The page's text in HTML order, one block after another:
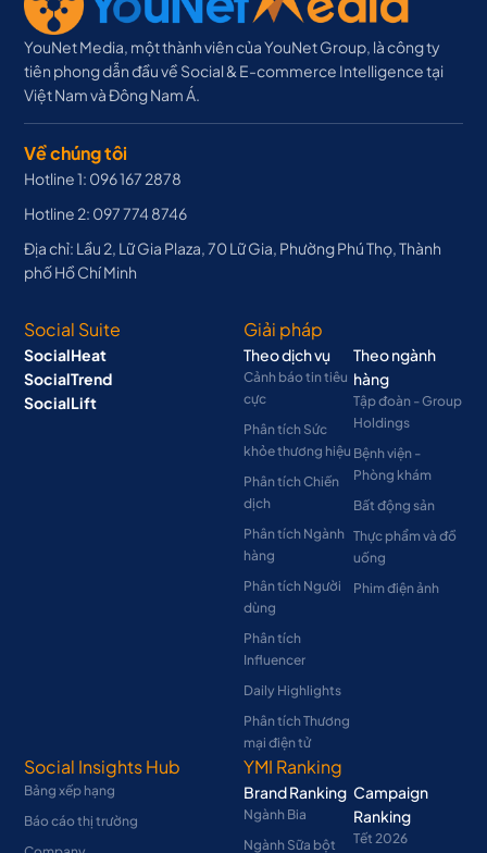
YouNet Media, một thành viên của YouNet Group, là công ty
tiên phong dẫn đầu về Social & E-commerce Intelligence tại
Việt Nam và Đông Nam Á.
Về chúng tôi
Hotline 1: 096 167 2878
Hotline 2: 097 774 8746
Địa chỉ: Lầu 2, Lữ Gia Plaza, 70 Lữ Gia, Phường Phú Thọ, Thành
phố Hồ Chí Minh
Social Suite
SocialHeat
SocialTrend
SocialLift
Giải pháp
Theo dịch vụ
Cảnh báo tin tiêu
cực
Phân tích Sức
khỏe thương hiệu
Phân tích Chiến
dịch
Phân tích Ngành
hàng
Phân tích Người
dùng
Phân tích
Influencer
Daily Highlights
Phân tích Thương
mại điện tử
Theo ngành
hàng
Tập đoàn - Group
Holdings
Bệnh viện -
Phòng khám
Bất động sản
Thực phẩm và đồ
uống
Phim điện ảnh
Social Insights Hub
Bảng xếp hạng
Báo cáo thị trường
YMI Ranking
Brand Ranking
Ngành Bia
Ngành Sữa bột
Campaign
Ranking
Tết 2026